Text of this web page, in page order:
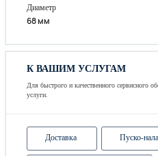
Диаметр
68 мм
К ВАШИМ УСЛУГАМ
Для быстрого и качественного сервисного
услуги.
Доставка Пуско-